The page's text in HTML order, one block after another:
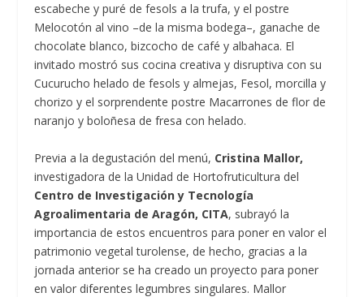
escabeche y puré de fesols a la trufa, y el postre
Melocotón al vino –de la misma bodega–, ganache de
chocolate blanco, bizcocho de café y albahaca. El
invitado mostró sus cocina creativa y disruptiva con su
Cucurucho helado de fesols y almejas, Fesol, morcilla y
chorizo y el sorprendente postre Macarrones de flor de
naranjo y boloñesa de fresa con helado.
Previa a la degustación del menú, Cristina Mallor,
investigadora de la Unidad de Hortofruticultura del
Centro de Investigación y Tecnología
Agroalimentaria de Aragón, CITA, subrayó la
importancia de estos encuentros para poner en valor el
patrimonio vegetal turolense, de hecho, gracias a la
jornada anterior se ha creado un proyecto para poner
en valor diferentes legumbres singulares. Mallor